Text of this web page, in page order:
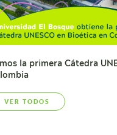
la primera Cátedra
VER TODOS